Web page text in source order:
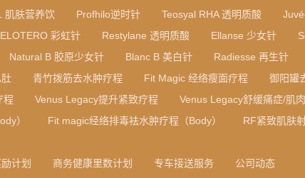
肌肤营养饮
Profhilo逆时针 Teosyal RHA 透明质酸
彩虹针 Restylane 透明质酸 Ellanse 少女针
Natural B 胶原少女针 Blanc B 美白针 Radiesse 再生针
青竹拨筋去水肿疗程 Fit Magic 经络瘦面疗程 御阳罐
程
Venus Legacy提升紧致疗程 Venus Legacy舒缓痛症/肌
）
Fit magic经络排毒袪水肿疗程（Body） RF紧致肌肤
计划 商务健康里数计划 专车接送服务 公司动态